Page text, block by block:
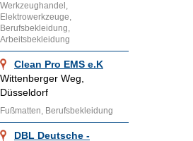
Werkzeughandel,
Elektrowerkzeuge,
Berufsbekleidung,
Arbeitsbekleidung
Clean Pro EMS e.K
Wittenberger Weg,
Düsseldorf
Fußmatten, Berufsbekleidung
DBL Deutsche -